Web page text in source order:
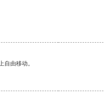
由移动。